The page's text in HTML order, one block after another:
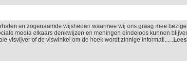
en zogenaamde wijsheden waarmee wij ons graag mee
media elkaars denkwijzen en meningen eindeloos kunnen
visvijver of de viswinkel om de hoek wordt zinnige informati......